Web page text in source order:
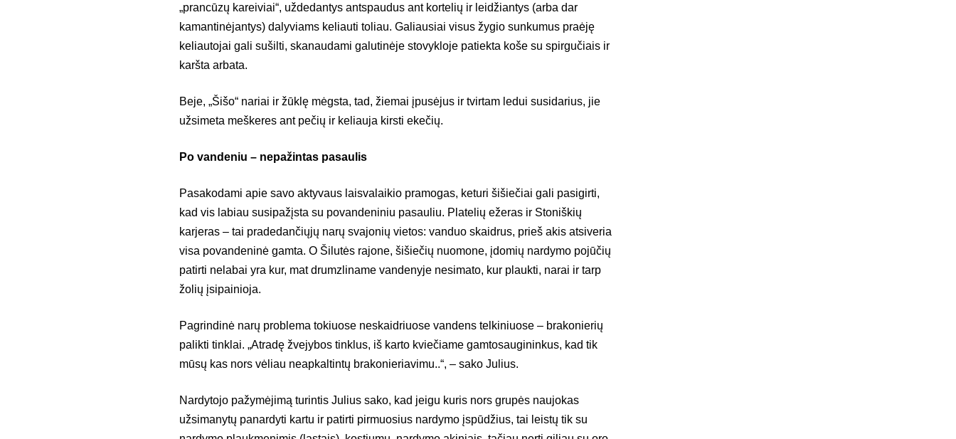
„prancūzų kareiviai“, uždedantys antspaudus ant kortelių ir leidžiantys (arba dar
kamantinėjantys) dalyviams keliauti toliau. Galiausiai visus žygio sunkumus praėję
keliautojai gali sušilti, skanaudami galutinėje stovykloje patiekta koše su spirgučiais ir
karšta arbata.
Beje, „Šišo“ nariai ir žūklę mėgsta, tad, žiemai įpusėjus ir tvirtam ledui susidarius, jie
užsimeta meškeres ant pečių ir keliauja kirsti ekečių.
Po vandeniu – nepažintas pasaulis
Pasakodami apie savo aktyvaus laisvalaikio pramogas, keturi šišiečiai gali pasigirti,
kad vis labiau susipažįsta su povandeniniu pasauliu. Platelių ežeras ir Stoniškių
karjeras – tai pradedančiųjų narų svajonių vietos: vanduo skaidrus, prieš akis atsiveria
visa povandeninė gamta. O Šilutės rajone, šišiečių nuomone, įdomių nardymo pojūčių
patirti nelabai yra kur, mat drumzliname vandenyje nesimato, kur plaukti, narai ir tarp
žolių įsipainioja.
Pagrindinė narų problema tokiuose neskaidriuose vandens telkiniuose – brakonierių
palikti tinklai. „Atradę žvejybos tinklus, iš karto kviečiame gamtosaugininkus, kad tik
mūsų kas nors vėliau neapkaltintų brakonieriavimu..“, – sako Julius.
Nardytojo pažymėjimą turintis Julius sako, kad jeigu kuris nors grupės naujokas
užsimanytų panardyti kartu ir patirti pirmuosius nardymo įspūdžius, tai leistų tik su